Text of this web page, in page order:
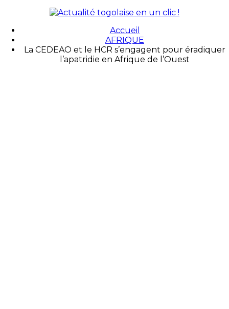
Accueil
AFRIQUE
La CEDEAO et le HCR s’engagent pour éradiquer
l’apatridie en Afrique de l’Ouest